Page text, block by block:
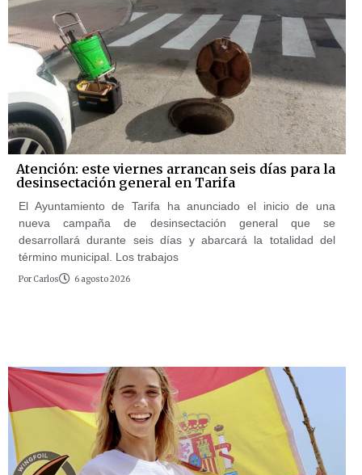
Atención: este viernes arrancan seis días para la
desinsectación general en Tarifa
El Ayuntamiento de Tarifa ha anunciado el inicio de una
nueva campaña de desinsectación general que se
desarrollará durante seis días y abarcará la totalidad del
término municipal. Los trabajos
Por Carlos 6 agosto 2026